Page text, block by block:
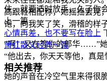
高跟鞋相配称，她摇摇罢晃
饱，向我笑了笑，滑稽的样
“啊！又在等你的郎华……”她
“他出去，你天天等他，真是
她的声音在冷空气里来得很
住，就要适时放手，久了你
上一篇
心情再差，也不要写在脸上
萧红散文经典～饿
相关推荐